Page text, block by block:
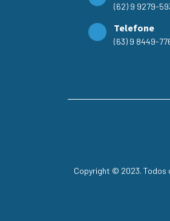
(62) 9 9279-
Telefone
(63) 9 8449-
Copyright © 2023. Todos